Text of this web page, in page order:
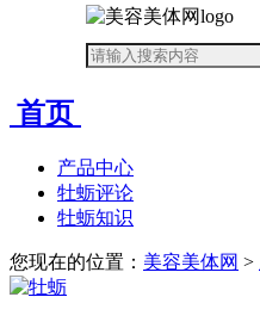
首页
产品中心
牡蛎评论
牡蛎知识
您现在的位置： 美容美体网 >